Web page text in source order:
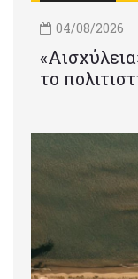
04/08/2026
το